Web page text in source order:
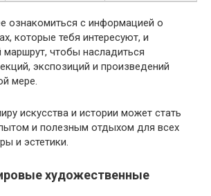
ознакомиться с информацией о
которые тебя интересуют, и
маршрут, чтобы насладиться
экспозиций и произведений
мере.
искусства и истории может стать
и полезным отдыхом для всех
и эстетики.
художественные